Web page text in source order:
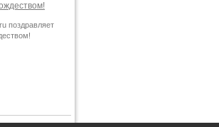
поздравляет